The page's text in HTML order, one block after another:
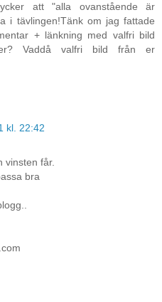
att "alla ovanstående är
i tävlingen!Tänk om jag fattade
+ länkning med valfri bild
Vaddå valfri bild från er
kl. 22:42
vinsten får.
bra